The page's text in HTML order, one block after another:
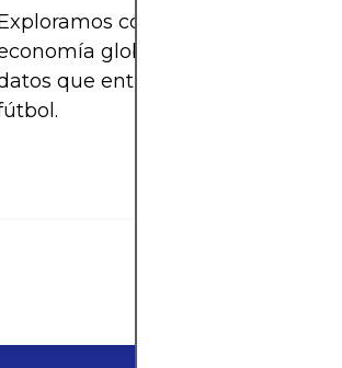
cómo el Mundial
global del deporte, con
que entusiasmarán a